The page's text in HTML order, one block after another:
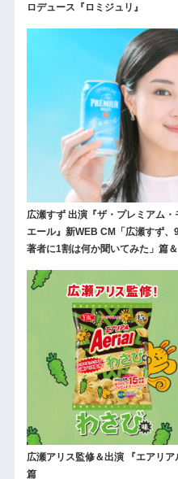
ロデュース『ロミジュリ』
広瀬すず 出演『ザ・プレミアム
エール』新WEB CM「広瀬すず
著者に1割は何か聞いてみた」篇
広瀬アリス監修＆出演 『エアリ
篇